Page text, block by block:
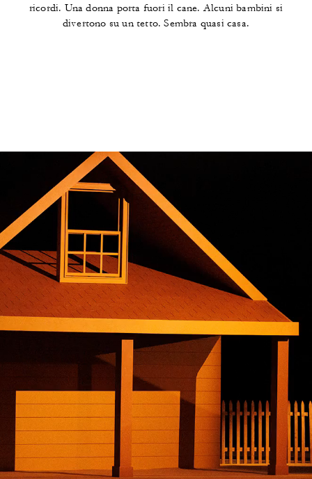
ricordi. Una donna porta fuori il cane. Alcuni bambini si
divertono su un tetto. Sembra quasi casa.